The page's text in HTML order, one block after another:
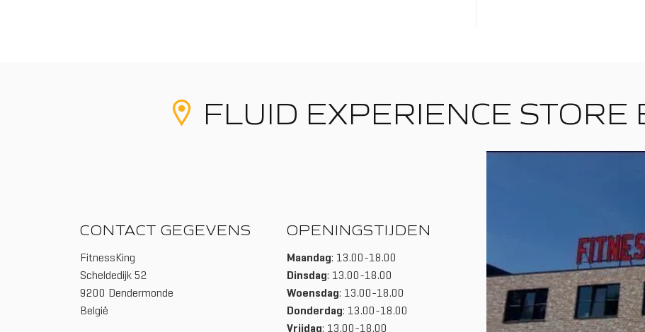
FLUID EXPERIENCE STORE
CONTACT GEGEVENS
FitnessKing
Scheldedijk 52
9200 Dendermonde
België
OPENINGSTIJDEN
Maandag: 13.00-18.00
Dinsdag: 13.00-18.00
Woensdag: 13.00-18.00
Donderdag: 13.00-18.00
Vrijdag: 13.00-18.00